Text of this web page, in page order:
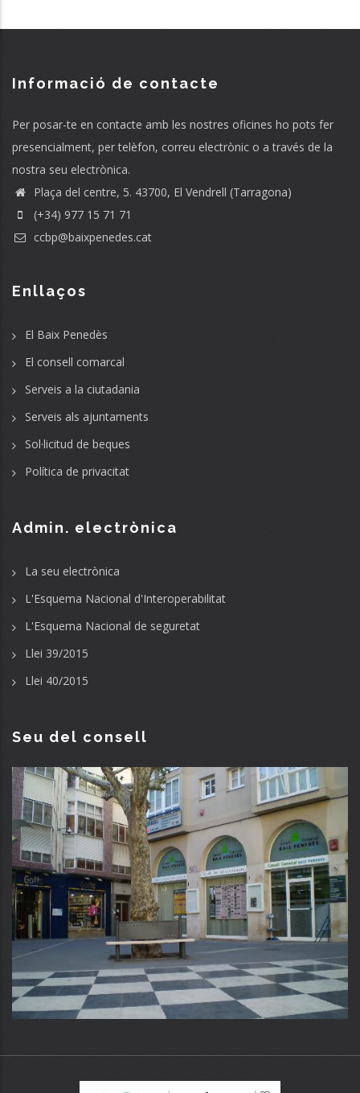
Informació de contacte
Per posar-te en contacte amb les nostres oficines ho pots fer
presencialment, per telèfon, correu electrònic o a través de la
nostra seu electrònica.
Plaça del centre, 5. 43700, El Vendrell (Tarragona)
(+34) 977 15 71 71
ccbp@baixpenedes.cat
Enllaços
El Baix Penedès
El consell comarcal
Serveis a la ciutadania
Serveis als ajuntaments
Sol·licitud de beques
Política de privacitat
Admin. electrònica
La seu electrònica
L'Esquema Nacional d'Interoperabilitat
L'Esquema Nacional de seguretat
Llei 39/2015
Llei 40/2015
Seu del consell